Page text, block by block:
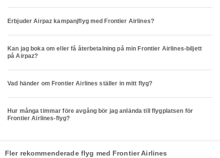
Erbjuder Airpaz kampanjflyg med Frontier Airlines?
Kan jag boka om eller få återbetalning på min Frontier Airlines-biljett
på Airpaz?
Vad händer om Frontier Airlines ställer in mitt flyg?
Hur många timmar före avgång bör jag anlända till flygplatsen för
Frontier Airlines-flyg?
Fler rekommenderade flyg med Frontier Airlines